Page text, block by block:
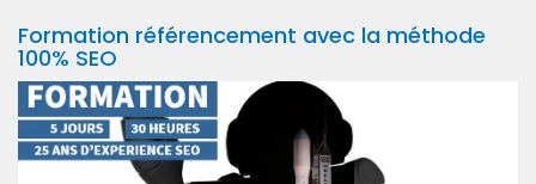
Formation référencement avec la méthode
100% SEO